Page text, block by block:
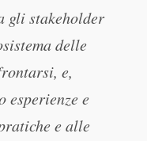
gli stakeholder
delle
e,
esperienze e
e alle